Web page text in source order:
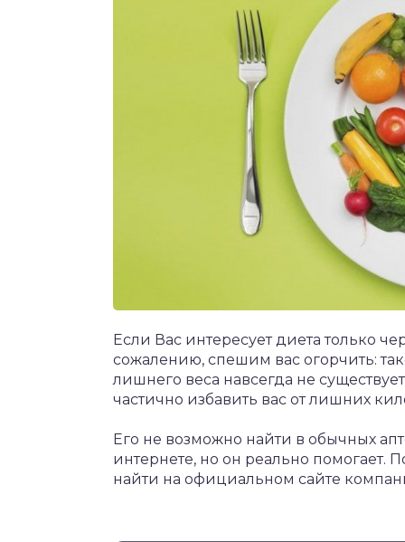
Если Вас интересует диета только
сожалению, спешим вас огорчить:
лишнего веса навсегда не
частично избавить вас от лишних
Его не возможно найти в обычных
интернете, но он реально
найти на официальном сайте